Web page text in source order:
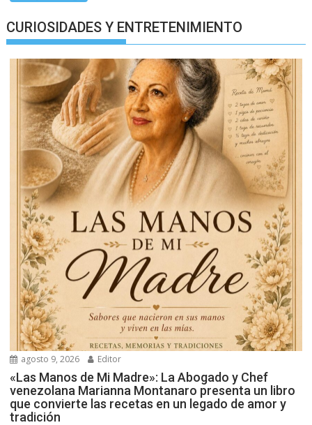
CURIOSIDADES Y ENTRETENIMIENTO
agosto 9, 2026 Editor
«Las Manos de Mi Madre»: La Abogado y Chef
venezolana Marianna Montanaro presenta un libro
que convierte las recetas en un legado de amor y
tradición